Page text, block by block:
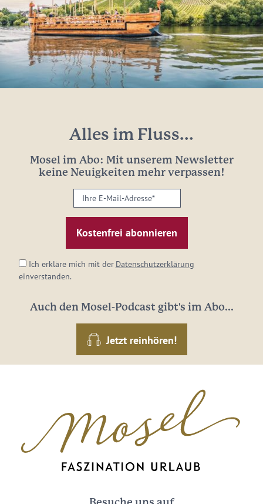
Alles im Fluss...
Mosel im Abo: Mit unserem Newsletter
keine Neuigkeiten mehr verpassen!
Ihre
E-
Mail-
Adresse:
Ich erkläre mich mit der Datenschutzerklärung
einverstanden.
Auch den Mosel-Podcast gibt's im Abo...
Jetzt reinhören!